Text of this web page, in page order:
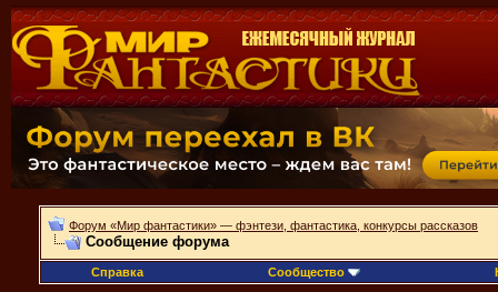
Форум «Мир фантастики» — фэнтези, фантастика, конкурсы рассказов
Сообщение форума
Справка Сообщество